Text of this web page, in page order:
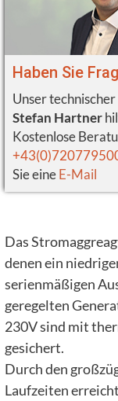
Haben Sie
Unser
Stefan Hartner
Kostenlose
Sie eineE-Mail
Das
denen ein
serienmäßigen
geregelten
230V sind mit
gesichert.
Durch den
Laufzeiten